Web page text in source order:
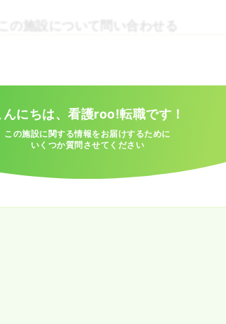
この施設について問い合わせる
んにちは、看護roo!転職です！
この施設に関する情報をお届けするために
いくつか質問させてください